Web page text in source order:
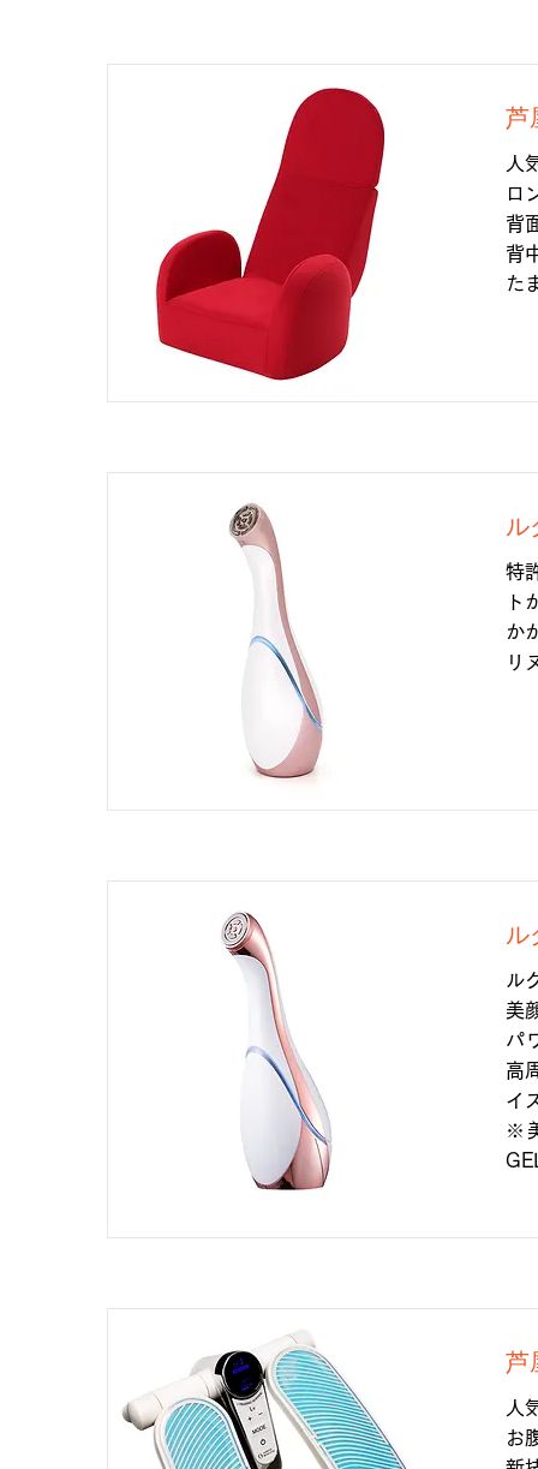
芦
人
ロ
背
背
た
ル
特
ト
か
リ
ル
ル
美
パ
高
イ
※
芦
人
お